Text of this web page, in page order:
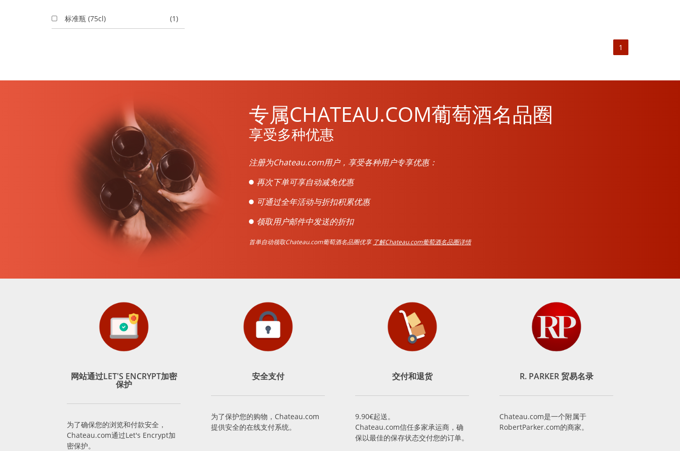
标准瓶 (75cl) (1)
1
专属CHATEAU.COM葡萄酒名品圈
享受多种优惠
注册为Chateau.com用户，享受各种用户专享优惠：
再次下单可享自动减免优惠
可通过全年活动与折扣积累优惠
领取用户邮件中发送的折扣
首单自动领取Chateau.com葡萄酒名品圈优享 了解Chateau.com葡萄酒名品圈详情
网站通过LET'S ENCRYPT加密
保护
为了确保您的浏览和付款安全，
Chateau.com通过Let's Encrypt加
密保护。
安全支付
为了保护您的购物，Chateau.com
提供安全的在线支付系统。
交付和退货
9.90€起送。
Chateau.com信任多家承运商，确
保以最佳的保存状态交付您的订单。
R. PARKER 贸易名录
Chateau.com是一个附属于
RobertParker.com的商家。